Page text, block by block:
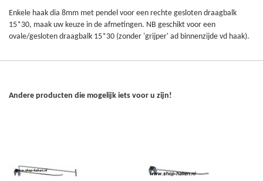
Enkele haak dia 8mm met pendel voor een rechte gesloten draagbalk
15*30, maak uw keuze in de afmetingen. NB geschikt voor een
ovale/gesloten draagbalk 15*30 (zonder 'grijper' ad binnenzijde vd haak).
Andere producten die mogelijk iets voor u zijn!